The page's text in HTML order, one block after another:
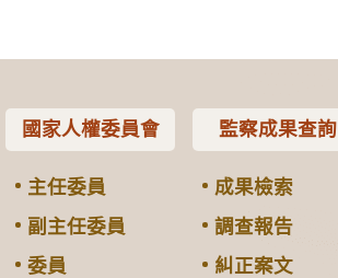
國家人權委員會
主任委員
副主任委員
委員
監察成果查詢
成果檢索
調查報告
糾正案文